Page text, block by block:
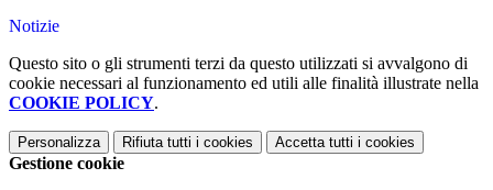
Notizie
Questo sito o gli strumenti terzi da questo utilizzati si avvalgono di
cookie necessari al funzionamento ed utili alle finalità illustrate nella
COOKIE POLICY.
Personalizza Rifiuta tutti i cookies Accetta tutti i cookies
Gestione cookie